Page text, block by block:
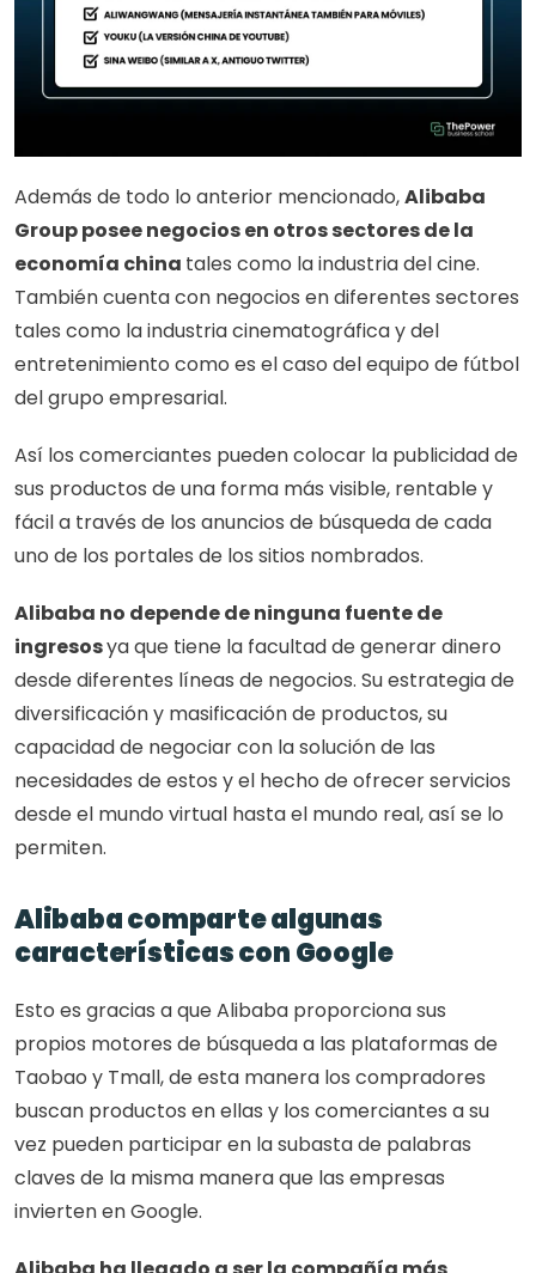
Además de todo lo anterior mencionado, Alibaba
Group posee negocios en otros sectores de la
economía china tales como la industria del cine.
También cuenta con negocios en diferentes sectores
tales como la industria cinematográfica y del
entretenimiento como es el caso del equipo de fútbol
del grupo empresarial.
Así los comerciantes pueden colocar la publicidad de
sus productos de una forma más visible, rentable y
fácil a través de los anuncios de búsqueda de cada
uno de los portales de los sitios nombrados.
Alibaba no depende de ninguna fuente de
ingresos ya que tiene la facultad de generar dinero
desde diferentes líneas de negocios. Su estrategia de
diversificación y masificación de productos, su
capacidad de negociar con la solución de las
necesidades de estos y el hecho de ofrecer servicios
desde el mundo virtual hasta el mundo real, así se lo
permiten.
Alibaba comparte algunas
características con Google
Esto es gracias a que Alibaba proporciona sus
propios motores de búsqueda a las plataformas de
Taobao y Tmall, de esta manera los compradores
buscan productos en ellas y los comerciantes a su
vez pueden participar en la subasta de palabras
claves de la misma manera que las empresas
invierten en Google.